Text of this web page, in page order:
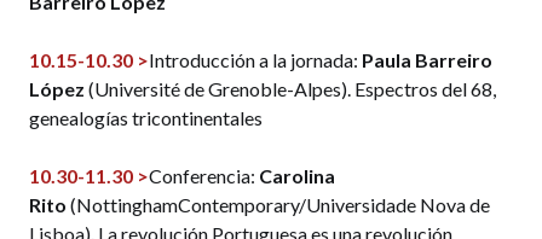
10.15-10.30 >Introducción a la jornada: Paula Barreiro
López (Université de Grenoble-Alpes). Espectros del 68,
genealogías tricontinentales
10.30-11.30 >Conferencia: Carolina
Rito (NottinghamContemporary/Universidade Nova de
Lisboa). La revolución Portuguesa es una revolución